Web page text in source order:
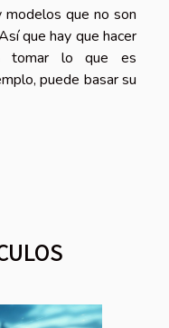
que no son
que hay que hacer
tomar lo que es
puede basar su